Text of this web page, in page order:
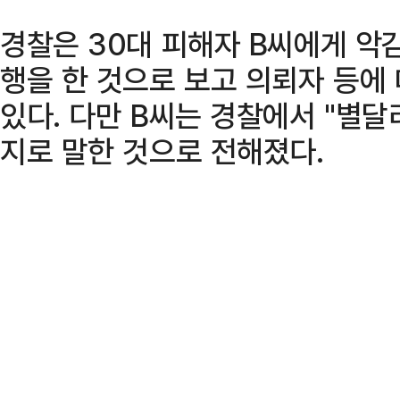
경찰은 30대 피해자 B씨에게 악
행을 한 것으로 보고 의뢰자 등
있다. 다만 B씨는 경찰에서 "별
지로 말한 것으로 전해졌다.